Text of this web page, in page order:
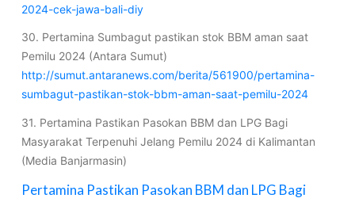
2024-cek-jawa-bali-diy
30. Pertamina Sumbagut pastikan stok BBM aman saat
Pemilu 2024 (Antara Sumut)
http://sumut.antaranews.com/berita/561900/pertamina-
sumbagut-pastikan-stok-bbm-aman-saat-pemilu-2024
31. Pertamina Pastikan Pasokan BBM dan LPG Bagi
Masyarakat Terpenuhi Jelang Pemilu 2024 di Kalimantan
(Media Banjarmasin)
Pertamina Pastikan Pasokan BBM dan LPG Bagi